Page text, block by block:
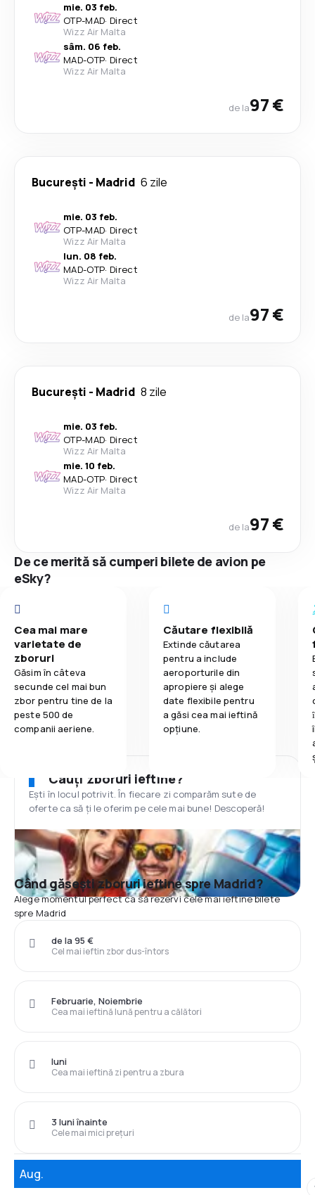
mie. 03 feb.
OTP-MAD· Direct
Wizz Air Malta
sâm. 06 feb.
MAD-OTP· Direct
Wizz Air Malta
de la97 €
București - Madrid 6 zile
mie. 03 feb.
OTP-MAD· Direct
Wizz Air Malta
lun. 08 feb.
MAD-OTP· Direct
Wizz Air Malta
de la97 €
București - Madrid 8 zile
mie. 03 feb.
OTP-MAD· Direct
Wizz Air Malta
mie. 10 feb.
MAD-OTP· Direct
Wizz Air Malta
de la97 €
De ce merită să cumperi bilete de avion pe
eSky?
Cea mai mare
varietate de
zboruri
Găsim în câteva
secunde cel mai bun
zbor pentru tine de la
peste 500 de
companii aeriene.
Căutare flexibilă
Extinde căutarea
pentru a include
aeroporturile din
apropiere și alege
date flexibile pentru
a găsi cea mai ieftină
opțiune.
Cauți zboruri ieftine?
Ești în locul potrivit. În fiecare zi comparăm sute de
oferte ca să ți le oferim pe cele mai bune! Descoperă!
Când găsești zboruri ieftine spre Madrid?
Alege momentul perfect ca să rezervi cele mai ieftine bilete
spre Madrid
Cel mai ieftin zbor dus-întors
de la 95 €
Cea mai ieftină lună pentru a călători
Februarie, Noiembrie
Cea mai ieftină zi pentru a zbura
luni
Cele mai mici prețuri
3 luni înainte
Aug.